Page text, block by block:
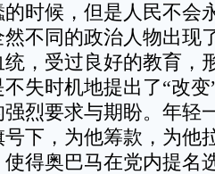
候，但是人民不会
不同的政治人物出现
，受过良好的教育，
失时机地提出了“改
烈要求与期盼。年轻
下，为他筹款，为他
得奥巴马在党内提名